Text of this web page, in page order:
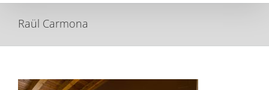
Raül Carmona